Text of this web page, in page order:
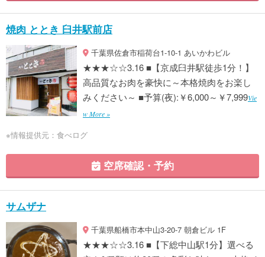
焼肉 ととき 臼井駅前店
千葉県佐倉市稲荷台1-10-1 あいかわビル
★★★☆☆3.16 ■【京成臼井駅徒歩1分！】
高品質なお肉を豪快に～本格焼肉をお楽し
みください～ ■予算(夜):￥6,000～￥7,999Vie
w More »
※情報提供元：食べログ
空席確認・予約
サムザナ
千葉県船橋市本中山3-20-7 朝倉ビル 1F
★★★☆☆3.16 ■【下総中山駅1分】選べる